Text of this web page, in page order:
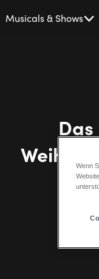
navigation
Musicals & Shows
Wenn